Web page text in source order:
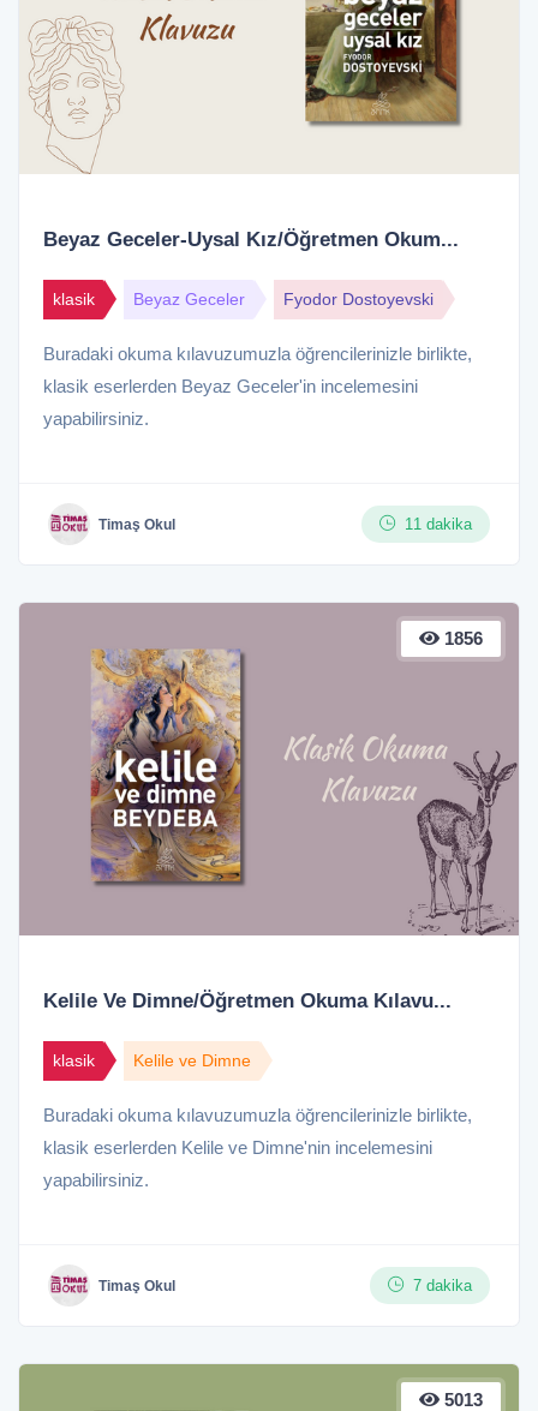
Beyaz Geceler-Uysal Kız/Öğretmen Okum...
klasik Beyaz Geceler Fyodor Dostoyevski
Buradaki okuma kılavuzumuzla öğrencilerinizle birlikte,
klasik eserlerden Beyaz Geceler'in incelemesini
yapabilirsiniz.
Timaş Okul 11 dakika
1856
Kelile Ve Dimne/Öğretmen Okuma Kılavu...
klasik Kelile ve Dimne
Buradaki okuma kılavuzumuzla öğrencilerinizle birlikte,
klasik eserlerden Kelile ve Dimne'nin incelemesini
yapabilirsiniz.
Timaş Okul 7 dakika
5013